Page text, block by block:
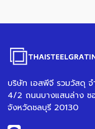
บริษัท เอสพีจี รวมวัสดุ
4/2 ถนนบางแสนล่าง ซ
จังหวัดชลบุรี 20130